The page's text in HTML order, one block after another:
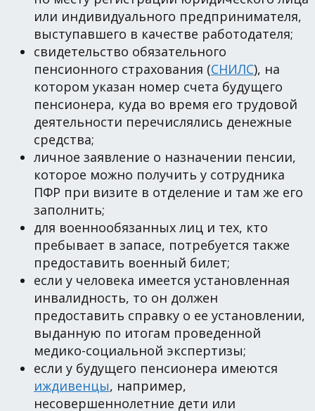
или индивидуального предпринимателя,
выступавшего в качестве работодателя;
свидетельство обязательного
пенсионного страхования (СНИЛС), на
котором указан номер счета будущего
пенсионера, куда во время его трудовой
деятельности перечислялись денежные
средства;
личное заявление о назначении пенсии,
которое можно получить у сотрудника
ПФР при визите в отделение и там же его
заполнить;
для военнообязанных лиц и тех, кто
пребывает в запасе, потребуется также
предоставить военный билет;
если у человека имеется установленная
инвалидность, то он должен
предоставить справку о ее установлении,
выданную по итогам проведенной
медико-социальной экспертизы;
если у будущего пенсионера имеются
иждивенцы, например,
несовершеннолетние дети или